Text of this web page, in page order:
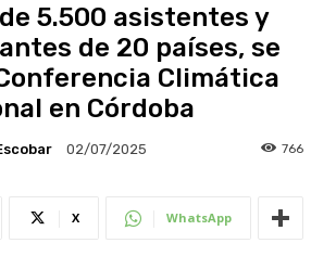
5.500 asistentes y
de 20 países, se
Climática
en Córdoba
02/07/2025 766
X WhatsApp